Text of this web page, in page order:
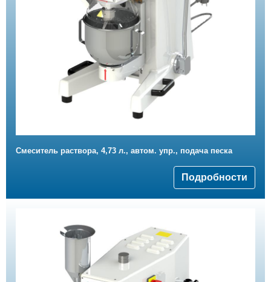
Смеситель раствора, 4,73 л., автом. упр., подача песка
Подробности